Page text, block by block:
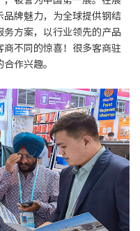
品牌魅力，为全球提供钢结
方案，以行业领先的产品
不同的惊喜！很多客商驻
作兴趣。